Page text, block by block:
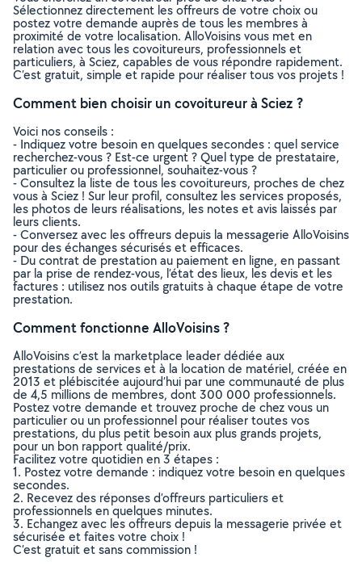
Sélectionnez directement les offreurs de votre choix ou
postez votre demande auprès de tous les membres à
proximité de votre localisation. AlloVoisins vous met en
relation avec tous les covoitureurs, professionnels et
particuliers, à Sciez, capables de vous répondre rapidement.
C’est gratuit, simple et rapide pour réaliser tous vos projets !
Comment bien choisir un covoitureur à Sciez ?
Voici nos conseils :
- Indiquez votre besoin en quelques secondes : quel service
recherchez-vous ? Est-ce urgent ? Quel type de prestataire,
particulier ou professionnel, souhaitez-vous ?
- Consultez la liste de tous les covoitureurs, proches de chez
vous à Sciez ! Sur leur profil, consultez les services proposés,
les photos de leurs réalisations, les notes et avis laissés par
leurs clients.
- Conversez avec les offreurs depuis la messagerie AlloVoisins
pour des échanges sécurisés et efficaces.
- Du contrat de prestation au paiement en ligne, en passant
par la prise de rendez-vous, l’état des lieux, les devis et les
factures : utilisez nos outils gratuits à chaque étape de votre
prestation.
Comment fonctionne AlloVoisins ?
AlloVoisins c’est la marketplace leader dédiée aux
prestations de services et à la location de matériel, créée en
2013 et plébiscitée aujourd’hui par une communauté de plus
de 4,5 millions de membres, dont 300 000 professionnels.
Postez votre demande et trouvez proche de chez vous un
particulier ou un professionnel pour réaliser toutes vos
prestations, du plus petit besoin aux plus grands projets,
pour un bon rapport qualité/prix.
Facilitez votre quotidien en 3 étapes :
1. Postez votre demande : indiquez votre besoin en quelques
secondes.
2. Recevez des réponses d’offreurs particuliers et
professionnels en quelques minutes.
3. Echangez avec les offreurs depuis la messagerie privée et
sécurisée et faites votre choix !
C’est gratuit et sans commission !